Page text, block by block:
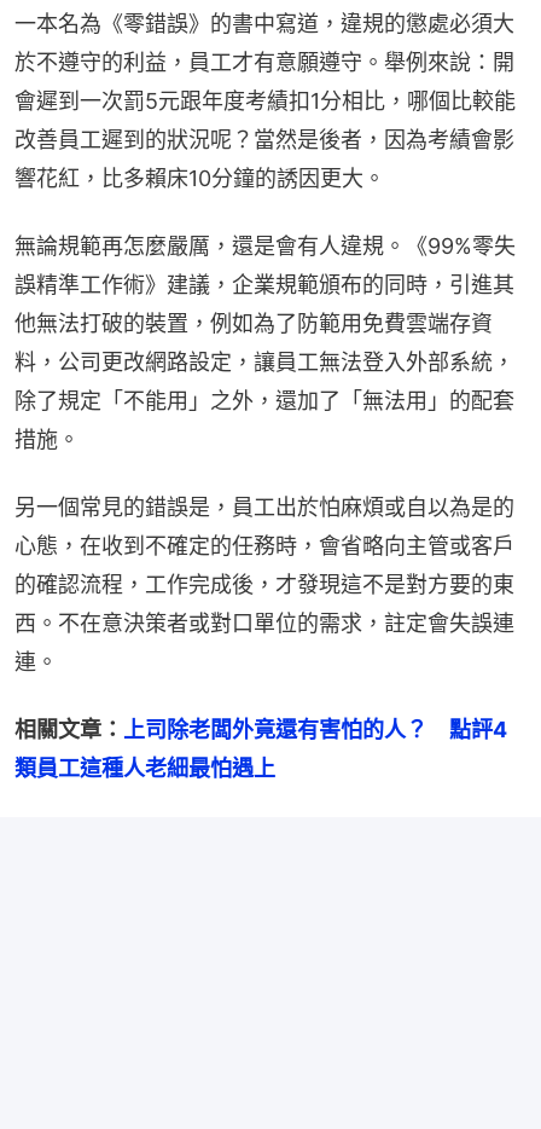
一本名為《零錯誤》的書中寫道，違規的懲處必須大
於不遵守的利益，員工才有意願遵守。舉例來說：開
會遲到一次罰5元跟年度考績扣1分相比，哪個比較能
改善員工遲到的狀況呢？當然是後者，因為考績會影
響花紅，比多賴床10分鐘的誘因更大。
無論規範再怎麼嚴厲，還是會有人違規。《99%零失
誤精準工作術》建議，企業規範頒布的同時，引進其
他無法打破的裝置，例如為了防範用免費雲端存資
料，公司更改網路設定，讓員工無法登入外部系統，
除了規定「不能用」之外，還加了「無法用」的配套
措施。
另一個常見的錯誤是，員工出於怕麻煩或自以為是的
心態，在收到不確定的任務時，會省略向主管或客戶
的確認流程，工作完成後，才發現這不是對方要的東
西。不在意決策者或對口單位的需求，註定會失誤連
連。
相關文章：
上司除老闆外竟還有害怕的人？　點評4
類員工這種人老細最怕遇上